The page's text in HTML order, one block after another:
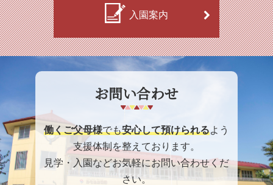
入園案内
お問い合わせ
働くご父母様でも安心して預けられるよう
支援体制を整えております。
見学・入園などお気軽にお問い合わせくだ
さい。